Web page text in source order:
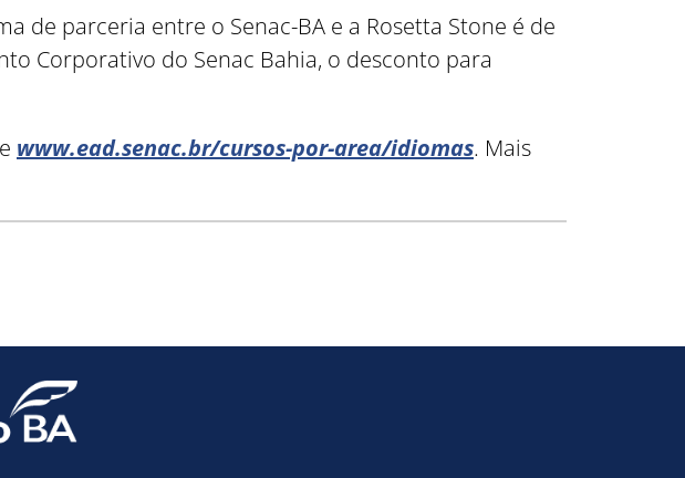
de parceria entre o Senac-BA e a Rosetta Stone é de
Corporativo do Senac Bahia, o desconto para
www.ead.senac.br/cursos-por-area/idiomas. Mais